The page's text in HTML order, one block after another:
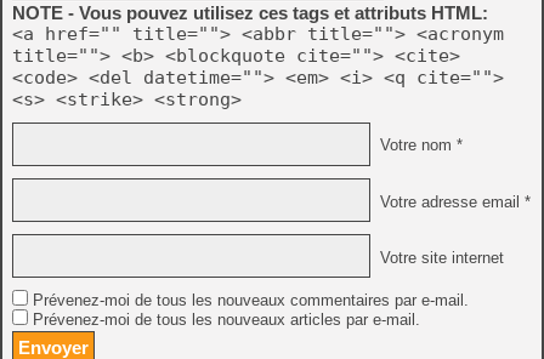
NOTE - Vous pouvez utilisez ces tags et attributs HTML:
<a href="" title=""> <abbr title=""> <acronym
title=""> <b> <blockquote cite=""> <cite>
<code> <del datetime=""> <em> <i> <q cite="">
<s> <strike> <strong>
Votre nom *
Votre adresse email *
Votre site internet
Prévenez-moi de tous les nouveaux commentaires par e-mail.
Prévenez-moi de tous les nouveaux articles par e-mail.